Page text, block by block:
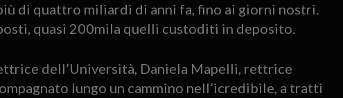
di quattro miliardi di anni fa, fino ai giorni nostri.
quasi 200mila quelli custoditi in deposito.
dell’Università, Daniela Mapelli, rettrice
lungo un cammino nell’icredibile, a tratti